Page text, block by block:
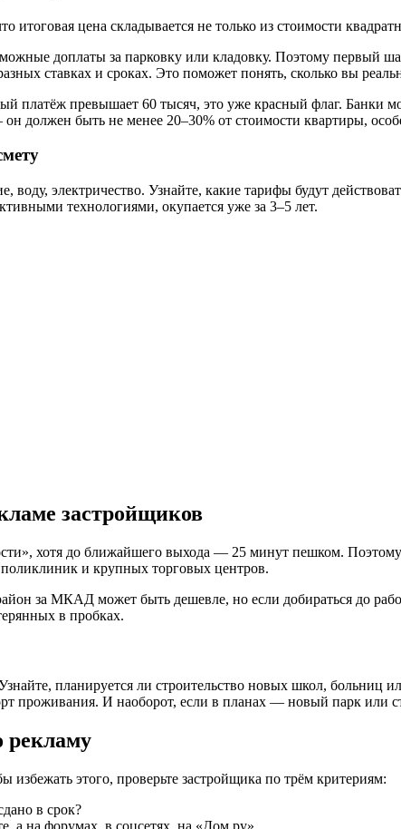
цена складывается не только из стоимости
доплаты за парковку или кладовку. Поэтому первый
ставках и сроках. Это поможет понять, сколько вы
превышает 60 тысяч, это уже красный флаг. Банки
должен быть не менее 20–30% от стоимости квартиры,
электричество. Узнайте, какие тарифы будут
технологиями, окупается уже за 3–5 лет.
застройщиков
хотя до ближайшего выхода — 25 минут пешком.
и крупных торговых центров.
за МКАД может быть дешевле, но если добираться до
в пробках.
планируется ли строительство новых школ, больниц
проживания. И наоборот, если в планах — новый парк или
рекламу
этого, проверьте застройщика по трём критериям:
в срок?